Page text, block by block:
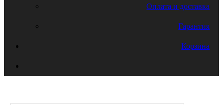
Оплата и доставка
Гарантия
Корзина